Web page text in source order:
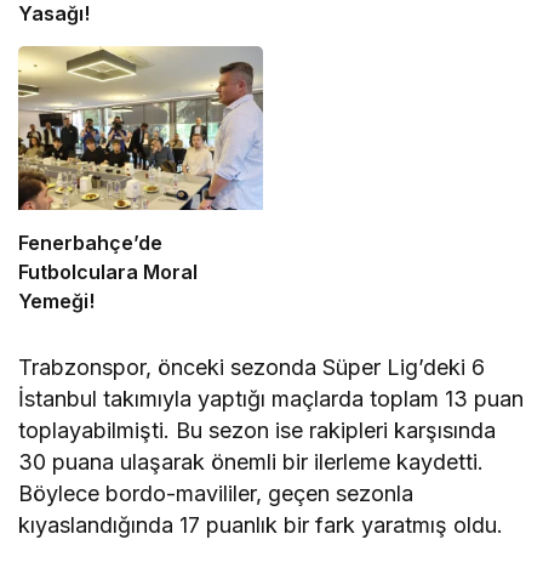
Yasağı!
Fenerbahçe’de
Futbolculara Moral
Yemeği!
Trabzonspor, önceki sezonda Süper Lig’deki 6
İstanbul takımıyla yaptığı maçlarda toplam 13 puan
toplayabilmişti. Bu sezon ise rakipleri karşısında
30 puana ulaşarak önemli bir ilerleme kaydetti.
Böylece bordo-mavililer, geçen sezonla
kıyaslandığında 17 puanlık bir fark yaratmış oldu.